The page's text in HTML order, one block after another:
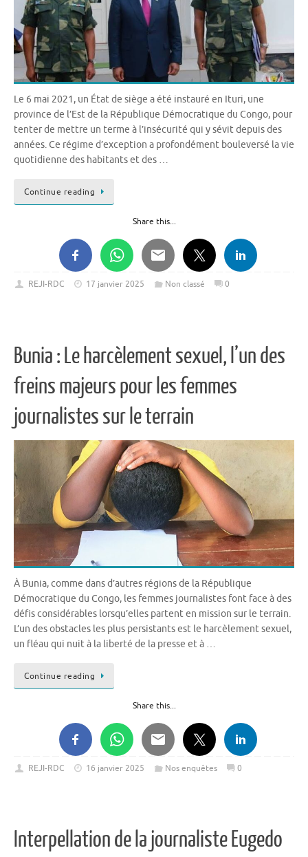
Le 6 mai 2021, un État de siège a été instauré en Ituri, une
province de l’Est de la République Démocratique du Congo, pour
tenter de mettre un terme à l’insécurité qui y sévit depuis des
années. Ce régime d’exception a profondément bouleversé la vie
quotidienne des habitants et des …
Continue reading
Share this...
REJI-RDC 17 janvier 2025 Non classé 0
Bunia : Le harcèlement sexuel, l’un des
freins majeurs pour les femmes
journalistes sur le terrain
À Bunia, comme dans d’autres régions de la République
Démocratique du Congo, les femmes journalistes font face à des
défis considérables lorsqu’elles partent en mission sur le terrain.
L’un des obstacles les plus persistants est le harcèlement sexuel,
un fléau qui nuit à la liberté de la presse et à …
Continue reading
Share this...
REJI-RDC 16 janvier 2025 Nos enquêtes 0
Interpellation de la journaliste Eugedo